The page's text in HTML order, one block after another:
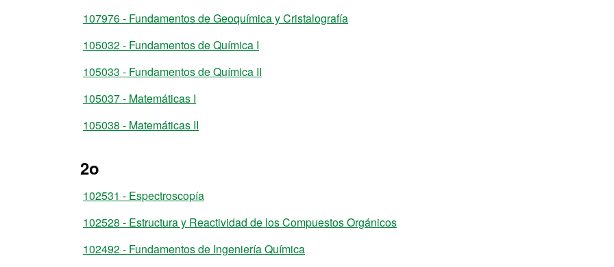
107976 - Fundamentos de Geoquímica y Cristalografía
105032 - Fundamentos de Química I
105033 - Fundamentos de Química II
105037 - Matemáticas I
105038 - Matemáticas II
2o
102531 - Espectroscopía
102528 - Estructura y Reactividad de los Compuestos Orgánicos
102492 - Fundamentos de Ingeniería Química